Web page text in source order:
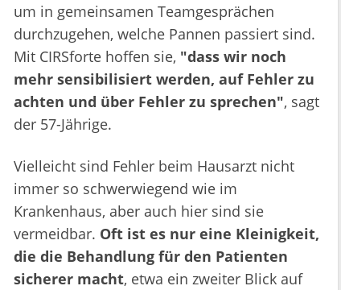
um in gemeinsamen Teamgesprächen
durchzugehen, welche Pannen passiert sind.
Mit CIRSforte hoffen sie, "dass wir noch
mehr sensibilisiert werden, auf Fehler zu
achten und über Fehler zu sprechen", sagt
der 57-Jährige.
Vielleicht sind Fehler beim Hausarzt nicht
immer so schwerwiegend wie im
Krankenhaus, aber auch hier sind sie
vermeidbar. Oft ist es nur eine Kleinigkeit,
die die Behandlung für den Patienten
sicherer macht, etwa ein zweiter Blick auf